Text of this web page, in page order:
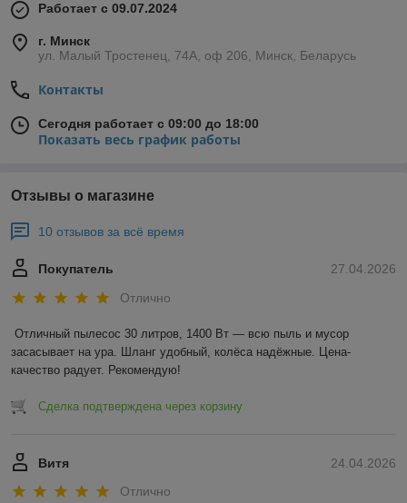
Работает с 09.07.2024
г. Минск
ул. Малый Тростенец, 74А, оф 206, Минск, Беларусь
Контакты
Сегодня работает с 09:00 до 18:00
Показать весь график работы
Отзывы о магазине
10 отзывов за всё время
27.04.2026
Покупатель
Отлично
Отличный пылесос 30 литров, 1400 Вт — всю пыль и мусор
засасывает на ура. Шланг удобный, колёса надёжные. Цена-
качество радует. Рекомендую!
Сделка подтверждена через корзину
24.04.2026
Витя
Отлично